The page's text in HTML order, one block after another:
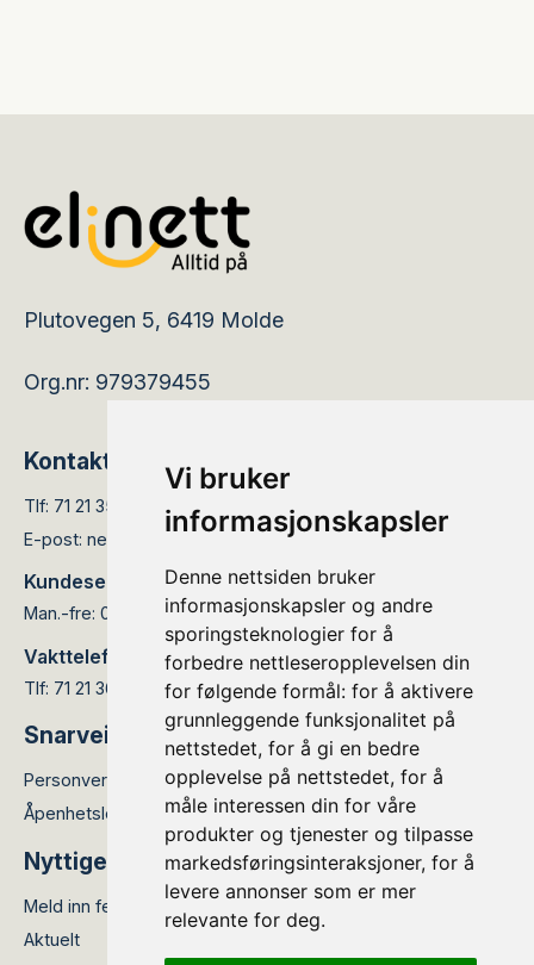
Vi bruker
informasjonskapsler
Denne nettsiden bruker
informasjonskapsler og andre
sporingsteknologier for å
forbedre nettleseropplevelsen din
for følgende formål: for å aktivere
grunnleggende funksjonalitet på
nettstedet, for å gi en bedre
opplevelse på nettstedet, for å
måle interessen din for våre
produkter og tjenester og tilpasse
markedsføringsinteraksjoner, for å
levere annonser som er mer
relevante for deg.
Plutovegen 5, 6419 Molde
Org.nr: 979379455
Kontakt
Tlf: 71 21 35 05
E-post: nettservice@elinett.no
Kundesenteret er åpent:
Man.-fre: 08.00 - 15.30
Vakttelefon:
Tlf: 71 21 36 66
Snarveier
Personvernerklæring
Åpenhetsloven
Nyttige lenker
Meld inn feil
Aktuelt